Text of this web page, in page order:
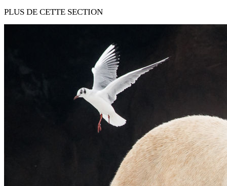
PLUS DE CETTE SECTION